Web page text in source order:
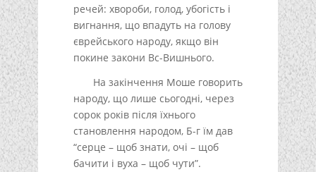
речей: хвороби, голод, убогість і
вигнання, що впадуть на голову
єврейського народу, якщо він
покине закони Вс-Вишнього.
На закінчення Моше говорить
народу, що лише сьогодні, через
сорок років після їхнього
становлення народом, Б-г їм дав
“серце – щоб знати, очі – щоб
бачити і вуха – щоб чути”.